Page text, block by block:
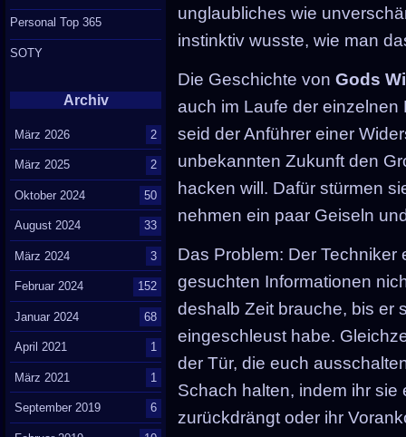
unglaubliches wie
instinktiv wusste, wie man
Die Geschichte vonGods
auch im Laufe der einzelnen
seid der Anführer einer
unbekannten Zukunft den
hacken will. Dafür stürmen
nehmen ein paar Geiseln
Das Problem: Der
gesuchten Informationen
deshalb Zeit brauche, bis er
eingeschleust habe.
der Tür, die euch
Schach halten, indem ihr sie
zurückdrängt oder ihr
Personal Top 365
SOTY
Archiv
März 2026 2
März 2025 2
Oktober 2024 50
August 2024 33
März 2024 3
Februar 2024 152
Januar 2024 68
April 2021 1
März 2021 1
September 2019 6